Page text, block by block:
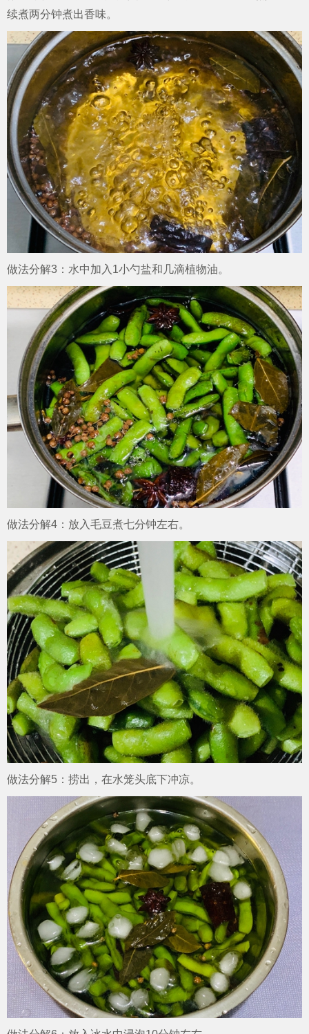
续煮两分钟煮出香味。
做法分解3：水中加入1小勺盐和几滴植物油。
做法分解4：放入毛豆煮七分钟左右。
做法分解5：捞出，在水笼头底下冲凉。